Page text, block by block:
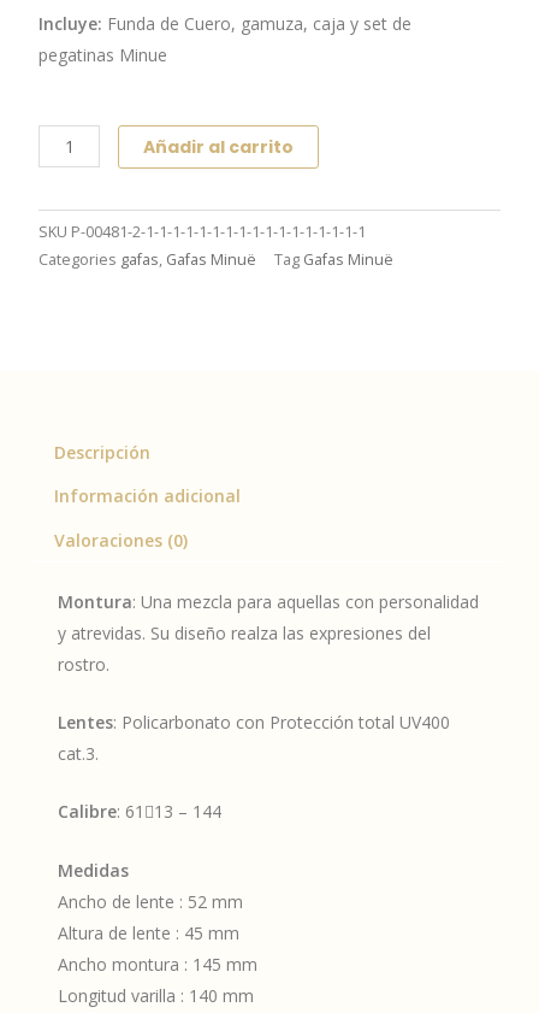
Incluye: Funda de Cuero, gamuza, caja y set de
pegatinas Minue
Mandarine
cantidad
Añadir al carrito
SKU P-00481-2-1-1-1-1-1-1-1-1-1-1-1-1-1-1-1-1-1
Categories gafas, Gafas Minuë Tag Gafas Minuë
Descripción
Información adicional
Valoraciones (0)
Montura: Una mezcla para aquellas con personalidad
y atrevidas. Su diseño realza las expresiones del
rostro.
Lentes: Policarbonato con Protección total UV400
cat.3.
Calibre: 6113 – 144
Medidas
Ancho de lente : 52 mm
Altura de lente : 45 mm
Ancho montura : 145 mm
Longitud varilla : 140 mm